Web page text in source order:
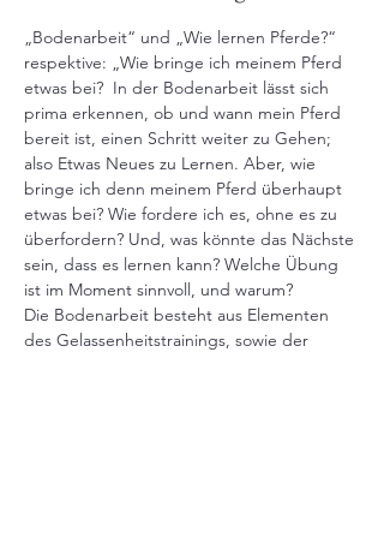
„Bodenarbeit“ und „Wie lernen Pferde?“
respektive: „Wie bringe ich meinem Pferd
etwas bei?  In der Bodenarbeit lässt sich
prima erkennen, ob und wann mein Pferd
bereit ist, einen Schritt weiter zu Gehen;
also Etwas Neues zu Lernen. Aber, wie
bringe ich denn meinem Pferd überhaupt
etwas bei? Wie fordere ich es, ohne es zu
überfordern? Und, was könnte das Nächste
sein, dass es lernen kann? Welche Übung
ist im Moment sinnvoll, und warum?
Die Bodenarbeit besteht aus Elementen
des Gelassenheitstrainings, sowie der